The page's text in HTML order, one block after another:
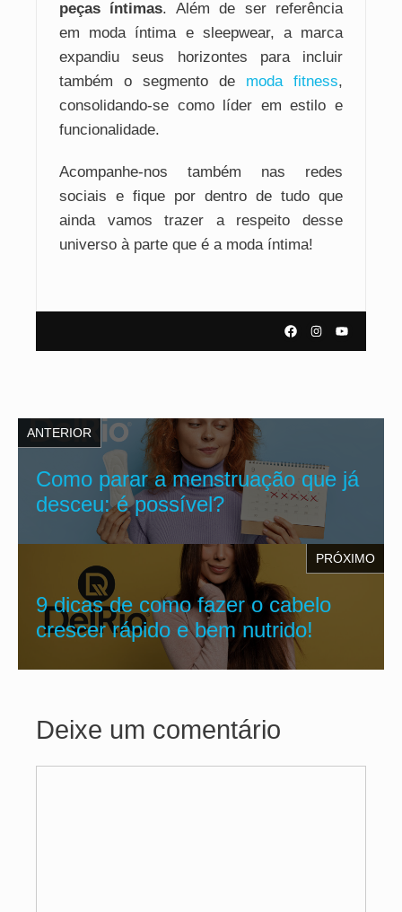
peças íntimas. Além de ser referência
em moda íntima e sleepwear, a marca
expandiu seus horizontes para incluir
também o segmento de moda fitness,
consolidando-se como líder em estilo e
funcionalidade.
Acompanhe-nos também nas redes
sociais e fique por dentro de tudo que
ainda vamos trazer a respeito desse
universo à parte que é a moda íntima!
ANTERIOR
Como parar a menstruação que já
desceu: é possível?
PRÓXIMO
9 dicas de como fazer o cabelo
crescer rápido e bem nutrido!
Deixe um comentário